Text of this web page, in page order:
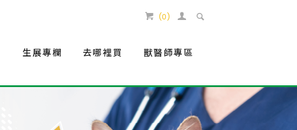
生展專欄 去哪裡買 獸醫師專區
(0)